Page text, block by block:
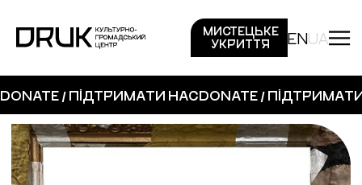
МИСТЕЦЬКЕ
УКРИТТЯ
ENUA
DONATE / ПІДТРИМАТИ НАСDONATE /